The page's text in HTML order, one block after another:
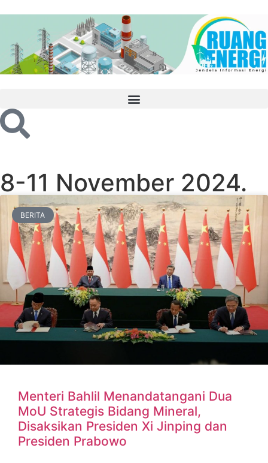
8-11 November 2024.
BERITA
Menteri Bahlil Menandatangani Dua
MoU Strategis Bidang Mineral,
Disaksikan Presiden Xi Jinping dan
Presiden Prabowo